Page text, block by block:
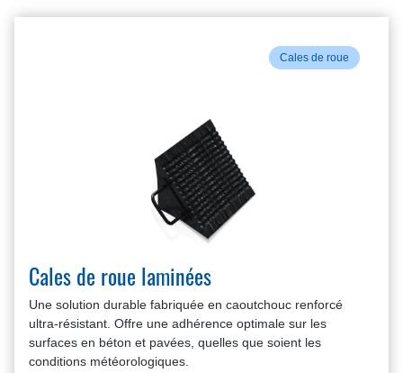
Cales de roue
Cales de roue laminées
Une solution durable fabriquée en caoutchouc renforcé
ultra-résistant. Offre une adhérence optimale sur les
surfaces en béton et pavées, quelles que soient les
conditions météorologiques.